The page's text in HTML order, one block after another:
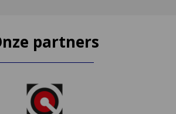
partners